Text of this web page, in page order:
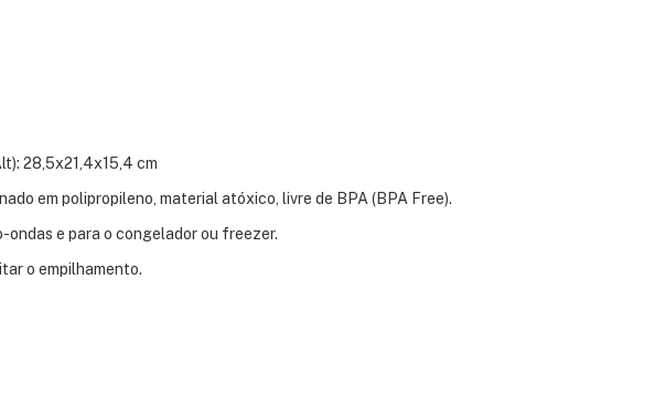
28,5x21,4x15,4 cm
em polipropileno, material atóxico, livre de BPA (BPA Free).
ondas e para o congelador ou freezer.
o empilhamento.